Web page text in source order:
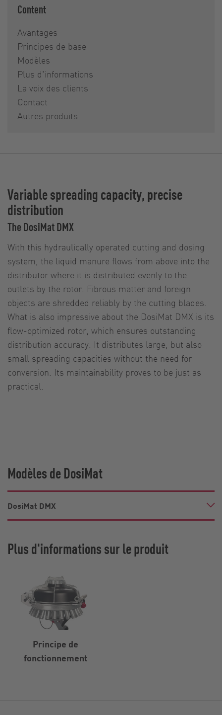
Content
Avantages
Principes de base
Modèles
Plus d'informations
La voix des clients
Contact
Autres produits
Variable spreading capacity, precise
distribution
The DosiMat DMX
With this hydraulically operated cutting and dosing
system, the liquid manure flows from above into the
distributor where it is distributed evenly to the
outlets by the rotor. Fibrous matter and foreign
objects are shredded reliably by the cutting blades.
What is also impressive about the DosiMat DMX is its
flow-optimized rotor, which ensures outstanding
distribution accuracy. It distributes large, but also
small spreading capacities without the need for
conversion. Its maintainability proves to be just as
practical.
Modèles de DosiMat
DosiMat DMX
Plus d'informations sur le produit
Principe de
fonctionnement